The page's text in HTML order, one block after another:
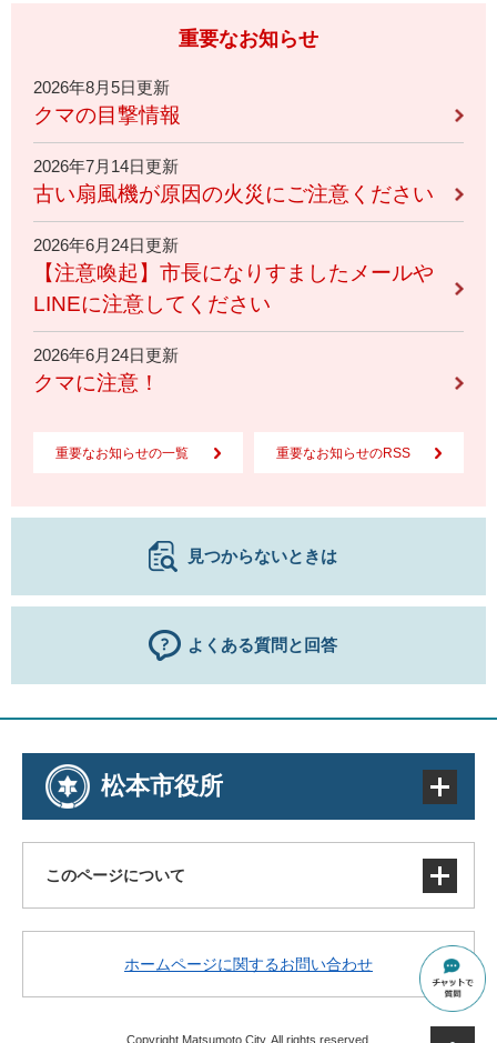
重要なお知らせ
2026年8月5日更新
クマの目撃情報
2026年7月14日更新
古い扇風機が原因の火災にご注意ください
2026年6月24日更新
【注意喚起】市長になりすましたメールや
LINEに注意してください
2026年6月24日更新
クマに注意！
重要なお知らせの一覧 重要なお知らせのRSS
見つからないときは
よくある質問と回答
松本市役所
このページについて
著作権・免責事項・リンク
アクセシビリティ
ホームページに関するお問い合わせ
Copyright Matsumoto City. All rights reserved.